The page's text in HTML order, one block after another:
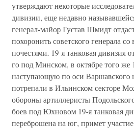
утверждают некоторые
дивизии, еще недавно
генерал-майор Густав Шмидт
похоронить советского генерала
почестями. 19-я танковая дивизия
го под Минском, в октябре того же
наступающую по оси Варшавского
потрепали в Ильинском секторе
обороны артиллеристы
боев под Юхновом 19-я танковая
переброшена на юг, примет